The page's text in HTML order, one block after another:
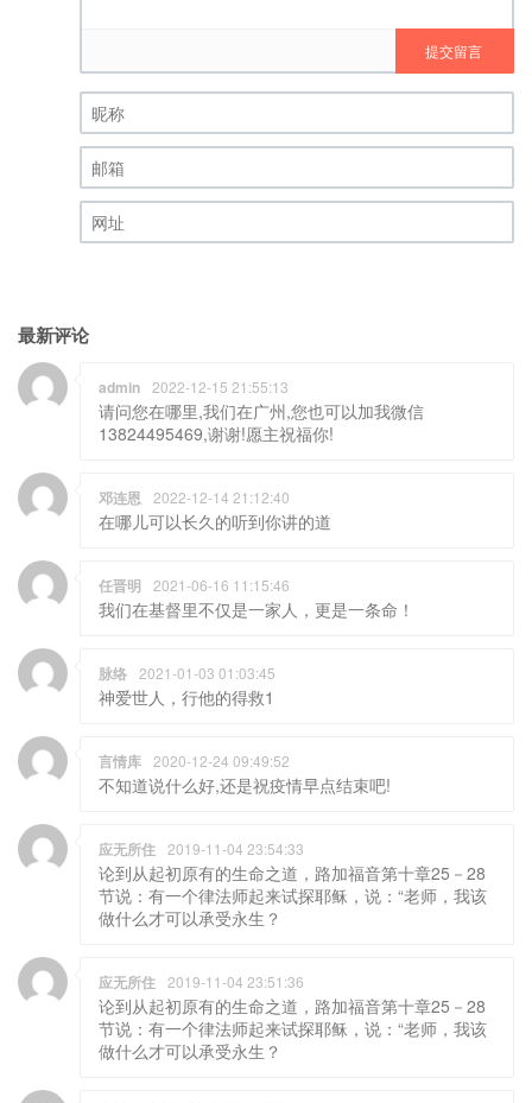
提交留言
昵称 (必填)
邮箱 (必填)
最新评论
admin 2022-12-15 21:55:13
请问您在哪里,我们在广州,您也可以加我微信
13824495469,谢谢!愿主祝福你!
邓连恩 2022-12-14 21:12:40
在哪儿可以长久的听到你讲的道
任晋明 2021-06-16 11:15:46
我们在基督里不仅是一家人，更是一条命！
脉络 2021-01-03 01:03:45
神爱世人，行他的得救1
言情库 2020-12-24 09:49:52
不知道说什么好,还是祝疫情早点结束吧!
应无所住 2019-11-04 23:54:33
论到从起初原有的生命之道，路加福音第十章25－28
节说：有一个律法师起来试探耶稣，说：“老师，我该
做什么才可以承受永生？
应无所住 2019-11-04 23:51:36
论到从起初原有的生命之道，路加福音第十章25－28
节说：有一个律法师起来试探耶稣，说：“老师，我该
做什么才可以承受永生？